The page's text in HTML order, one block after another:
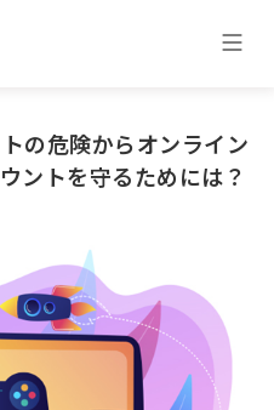
の危険からオンライン
ントを守るためには？